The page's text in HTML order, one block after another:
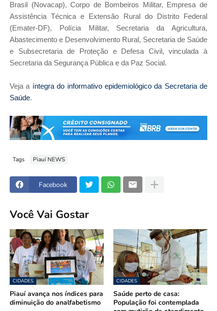
Brasil (Novacap), Corpo de Bombeiros Militar, Empresa de
Assistência Técnica e Extensão Rural do Distrito Federal
(Emater-DF), Polícia Militar, Secretaria da Agricultura,
Abastecimento e Desenvolvimento Rural, Secretaria de Saúde
e Subsecretaria de Proteção e Defesa Civil, vinculada à
Secretaria da Segurança Pública e da Paz Social.
Veja a íntegra do informativo epidemiológico da Secretaria de
Saúde.
Tags Piauí NEWS
Facebook
Você Vai Gostar
CIDADES
Piauí avança nos índices para
diminuição do analfabetismo
CIDADES
Saúde perto de casa:
População foi contemplada